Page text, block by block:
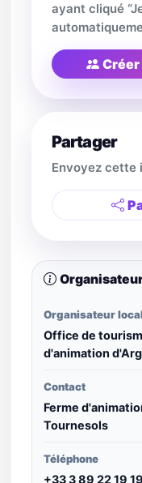
ayant cliqué
Partager
Envoyez cette
Organisateur
Office de
d'animation
Contact
Ferme
Tournesols
Téléphone
+33 3 89 22 19 19